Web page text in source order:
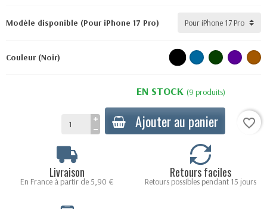
Modèle disponible (Pour iPhone 17 Pro)
Couleur (Noir)
EN STOCK (9 produits)
Ajouter au panier favorite_border
Livraison
En France à partir de 5,90 €
Retours faciles
Retours possibles pendant 15 jours